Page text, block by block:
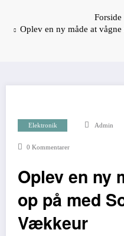
Forside
Oplev en ny måde at
Elektronik Admin
0 Kommentarer
Oplev en ny
op på med
Vækkeur